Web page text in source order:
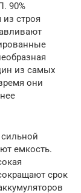
90%
строя
из самых
они
емкость.
срок